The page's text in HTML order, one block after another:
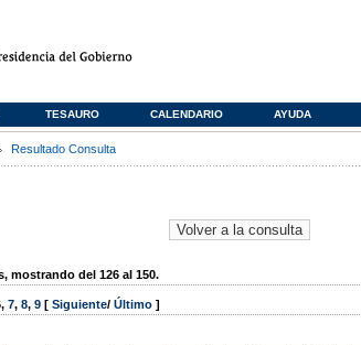
TESAURO CALENDARIO AYUDA
Resultado Consulta
mostrando del 126 al 150.
, 7, 8, 9 [ Siguiente/ Último ]